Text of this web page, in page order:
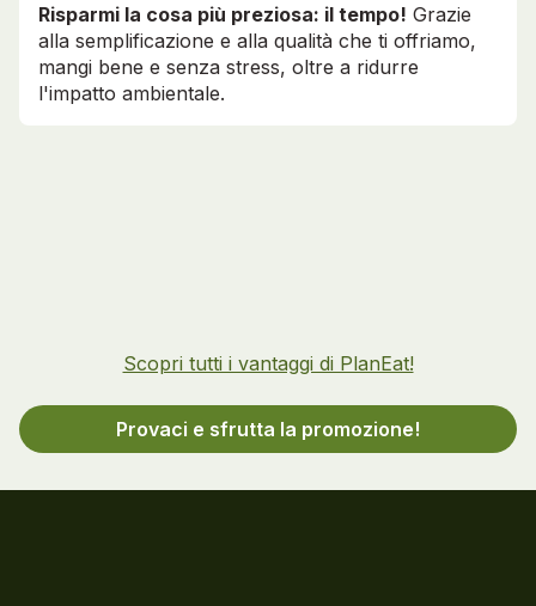
Risparmi la cosa più preziosa: il tempo! Grazie
alla semplificazione e alla qualità che ti offriamo,
mangi bene e senza stress, oltre a ridurre
l'impatto ambientale.
Scopri tutti i vantaggi di PlanEat!
Provaci e sfrutta la promozione!